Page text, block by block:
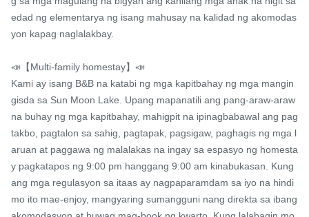
edad ng elementarya ng isang mahusay na kalidad ng akomodas
yon kapag naglalakbay.
📣【Multi-family homestay】📣
Kami ay isang B&B na katabi ng mga kapitbahay ng mga mangin
gisda sa Sun Moon Lake. Upang mapanatili ang pang-araw-araw
na buhay ng mga kapitbahay, mahigpit na ipinagbabawal ang pag
takbo, pagtalon sa sahig, pagtapak, pagsigaw, paghagis ng mga l
aruan at paggawa ng malalakas na ingay sa espasyo ng homesta
y pagkatapos ng 9:00 pm hanggang 9:00 am kinabukasan. Kung
ang mga regulasyon sa itaas ay nagpaparamdam sa iyo na hindi
mo ito mae-enjoy, mangyaring sumangguni nang direkta sa ibang